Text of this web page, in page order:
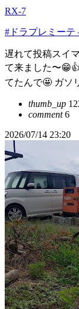
RX-7
#ドラプレミーテ
遅れて投稿スイ
て来ました〜
てたんで🤩 ガソ
thumb_up
comment6
2026/07/14 23:20